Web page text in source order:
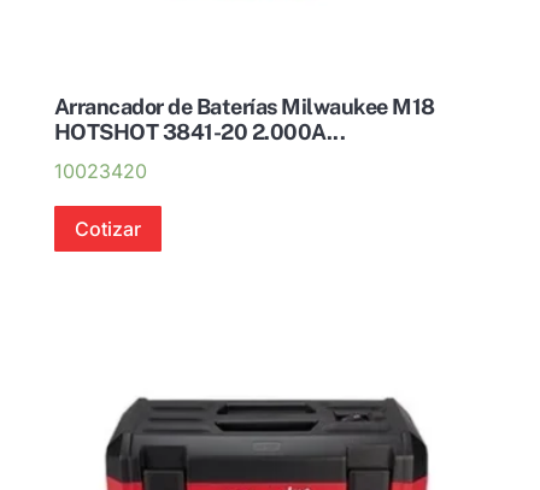
Arrancador de Baterías Milwaukee M18
HOTSHOT 3841-20 2.000A...
10023420
Cotizar